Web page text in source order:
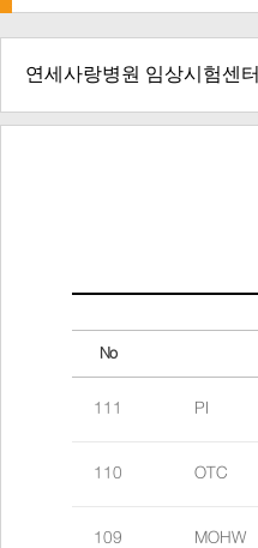
연세사랑병원 임상시험센터
No
111 PI
110 OTC
109 MOHW